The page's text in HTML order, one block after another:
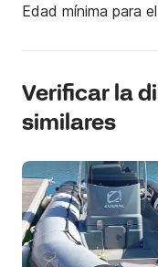
Edad mínima para
Verificar la
similares